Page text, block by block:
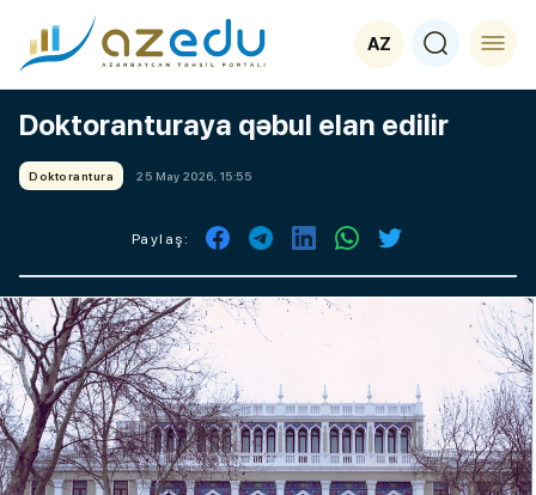
AZ
Doktoranturaya qəbul elan edilir
Doktorantura 25 May 2026, 15:55
Paylaş: